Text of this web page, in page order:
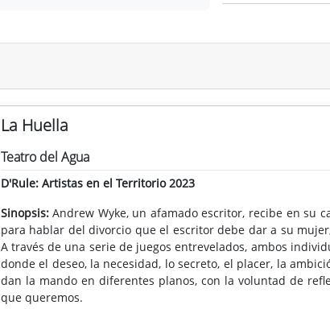
La Huella
Teatro del Agua
D'Rule: Artistas en el Territorio 2023
Sinopsis:Andrew Wyke, un afamado escritor, recibe en su
para hablar del divorcio que el escritor debe dar a su
A través de una serie de juegos entrevelados, ambos
donde el deseo, la necesidad, lo secreto, el placer, la
dan la mando en diferentes planos, con la voluntad de
que queremos.